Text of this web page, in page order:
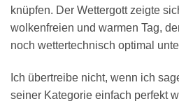
knüpfen. Der Wettergott zeigte
wolkenfreien und warmen Tag,
noch wettertechnisch optimal
Ich übertreibe nicht, wenn ich
seiner Kategorie einfach perfekt